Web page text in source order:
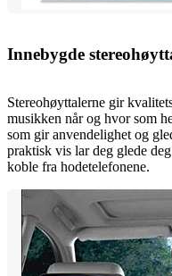
Innebygde
Stereohøyttalerne gir
musikken når og hvor som
som gir anvendelighet og
praktisk vis lar deg glede
koble fra hodetelefonene.